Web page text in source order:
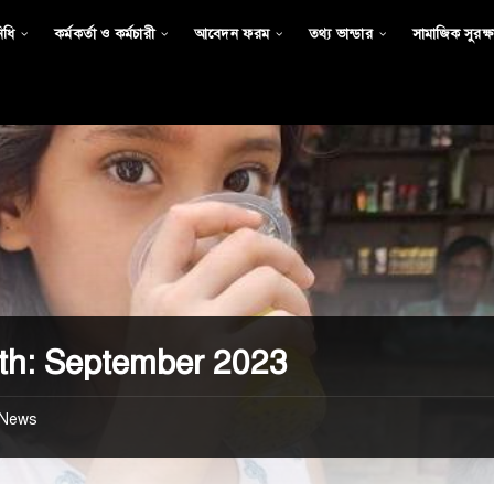
কর্মকর্তা ও কর্মচারী আবেদন ফরম তথ্য ভান্ডার সামাজিক
September 2023
News